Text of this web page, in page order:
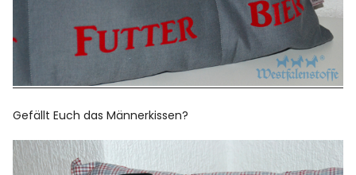
Gefällt Euch das Männerkissen?